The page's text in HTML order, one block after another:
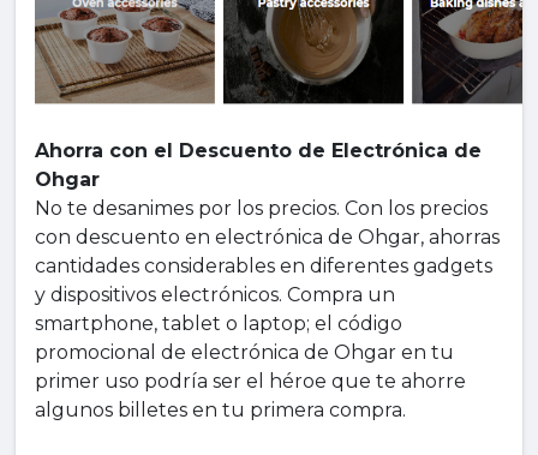
Ahorra con el Descuento de Electrónica de
Ohgar
No te desanimes por los precios. Con los precios
con descuento en electrónica de Ohgar, ahorras
cantidades considerables en diferentes gadgets
y dispositivos electrónicos. Compra un
smartphone, tablet o laptop; el código
promocional de electrónica de Ohgar en tu
primer uso podría ser el héroe que te ahorre
algunos billetes en tu primera compra.